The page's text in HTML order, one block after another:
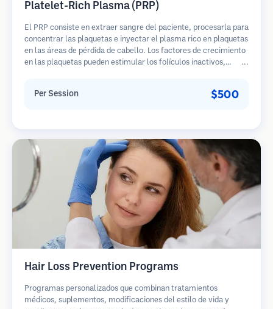
Platelet-Rich Plasma (PRP)
El PRP consiste en extraer sangre del paciente, procesarla para
concentrar las plaquetas e inyectar el plasma rico en plaquetas
en las áreas de pérdida de cabello. Los factores de crecimiento
en las plaquetas pueden estimular los folículos inactivos,
sesiones.
Per Session $500
Hair Loss Prevention Programs
Programas personalizados que combinan tratamientos
médicos, suplementos, modificaciones del estilo de vida y